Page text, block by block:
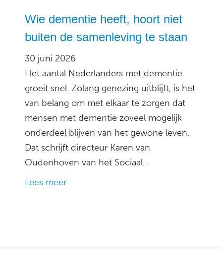
Wie dementie heeft, hoort niet
buiten de samenleving te staan
30 juni 2026
Het aantal Nederlanders met dementie
groeit snel. Zolang genezing uitblijft, is het
van belang om met elkaar te zorgen dat
mensen met dementie zoveel mogelijk
onderdeel blijven van het gewone leven.
Dat schrijft directeur Karen van
Oudenhoven van het Sociaal…
Lees meer